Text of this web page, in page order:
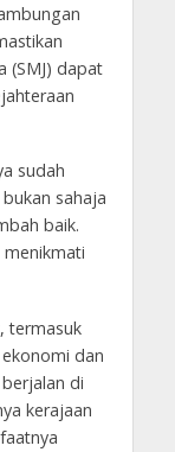
(SMJ) dapat
sudah
sahaja
baik.
menikmati
termasuk
dan
di
kerajaan